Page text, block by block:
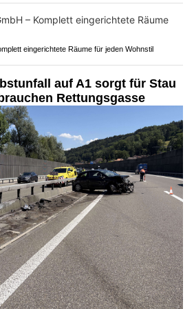
eingerichtete Räume für jeden Wohnstil
auf A1 sorgt für Stau
Rettungsgasse